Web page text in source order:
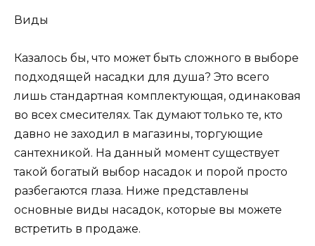
Виды
Казалось бы, что может быть сложного в выборе
подходящей насадки для душа? Это всего
лишь стандартная комплектующая, одинаковая
во всех смесителях. Так думают только те, кто
давно не заходил в магазины, торгующие
сантехникой. На данный момент существует
такой богатый выбор насадок и порой просто
разбегаются глаза. Ниже представлены
основные виды насадок, которые вы можете
встретить в продаже.